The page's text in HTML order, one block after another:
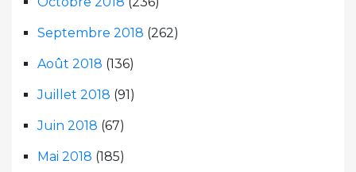
Septembre 2018 (262)
Août 2018 (136)
Juillet 2018 (91)
Juin 2018 (67)
Mai 2018 (185)